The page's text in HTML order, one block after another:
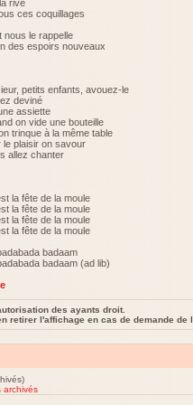
rive
ces coquillages
nous le rappelle
des espoirs nouveaux
petits enfants, avouez-le
deviné
assiette
on vide une bouteille
trinque à la même table
le plaisir on savour
allez chanter
la fête de la moule
la fête de la moule
la fête de la moule
la fête de la moule
badaam
badaam (ad lib)
des ayants droit.
retirer l'affichage en cas de demande de
archivés